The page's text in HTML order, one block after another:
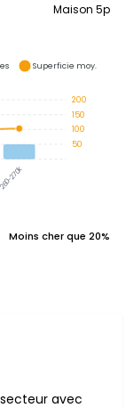
Maison 5p
260-270k
200
150
100
50
Superficie moy.
Moins cher que 20%
avec